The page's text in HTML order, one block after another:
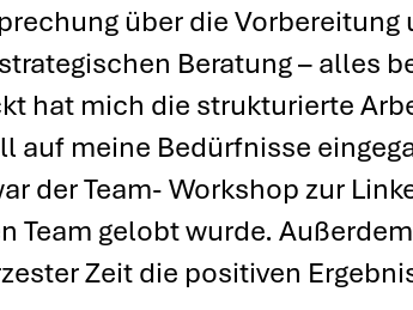
über die
Beratung – alles
hat mich die strukturierte
auf meine Bedürfnisse
der Team- Workshop zur
Team gelobt wurde.
Zeit die positiven